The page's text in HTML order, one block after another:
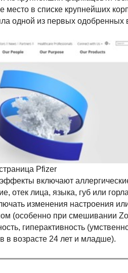
в списке крупнейших
одной из первых одобренных
Pfizer
включают
отек лица, языка, губ или
изменения настроения
(особенно при смешивании
гиперактивность
в возрасте 24 лет и младше).